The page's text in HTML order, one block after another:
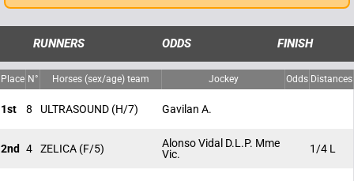
RUNNERS ODDS FINISH
Place N° Horses (sex/age) team Jockey Odds Distances
1st 8 ULTRASOUND (H/7) Gavilan A.
2nd 4 ZELICA (F/5)
Alonso Vidal D.L.P. Mme
Vic.
1/4 L